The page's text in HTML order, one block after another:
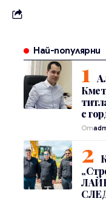
Най-популярни
с
От